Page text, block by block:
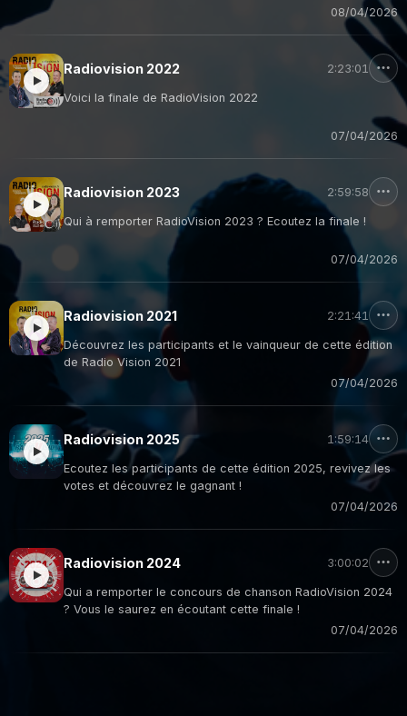
08/04/2026
Radiovision 2022 2:23:01
Voici la finale de RadioVision 2022
07/04/2026
Radiovision 2023 2:59:58
Qui à remporter RadioVision 2023 ? Ecoutez la finale !
07/04/2026
Radiovision 2021 2:21:41
Découvrez les participants et le vainqueur de cette édition
de Radio Vision 2021
07/04/2026
Radiovision 2025 1:59:14
Ecoutez les participants de cette édition 2025, revivez les
votes et découvrez le gagnant !
07/04/2026
Radiovision 2024 3:00:02
Qui a remporter le concours de chanson RadioVision 2024
? Vous le saurez en écoutant cette finale !
07/04/2026